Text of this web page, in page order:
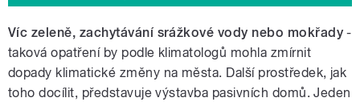
Víc zeleně, zachytávání srážkové vody nebo mokřady -
taková opatření by podle klimatologů mohla zmírnit
dopady klimatické změny na města. Další prostředek, jak
toho docílit, představuje výstavba pasivních domů. Jeden